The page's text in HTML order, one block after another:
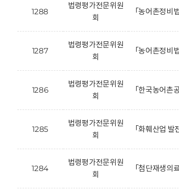
1288
법령평가전문위원
회
「농어촌정비
1287
법령평가전문위원
회
「농어촌정비
1286
법령평가전문위원
회
「한국농어촌
1285
법령평가전문위원
회
「화훼산업
1284
법령평가전문위원
회
「첨단재생의